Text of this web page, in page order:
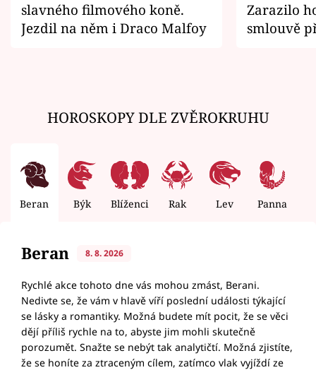
slavného filmového koně.
Jezdil na něm i Draco Malfoy
Zarazilo
smlouvě
HOROSKOPY DLE ZVĚROKRUHU
Beran Býk Blíženci Rak Lev Panna
Beran 8. 8. 2026
Rychlé akce tohoto dne vás mohou zmást, Berani.
Nedivte se, že vám v hlavě víří poslední události týkající
se lásky a romantiky. Možná budete mít pocit, že se věci
dějí příliš rychle na to, abyste jim mohli skutečně
porozumět. Snažte se nebýt tak analytičtí. Možná zjistíte,
že se honíte za ztraceným cílem, zatímco vlak vyjíždí ze